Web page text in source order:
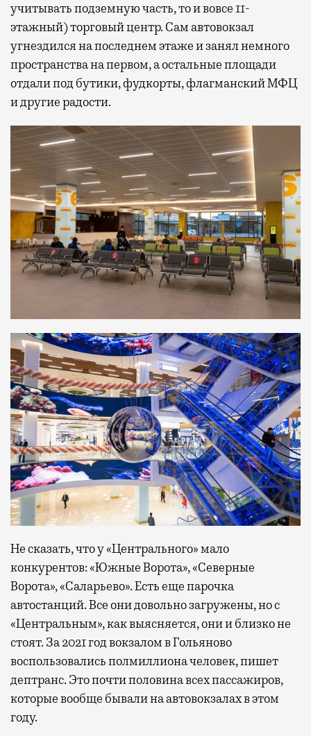
учитывать подземную часть, то и вовсе 11-
этажный) торговый центр. Сам автовокзал
угнездился на последнем этаже и занял немного
пространства на первом, а остальные площади
отдали под бутики, фудкорты, флагманский МФЦ
и другие радости.
Не сказать, что у «Центрального» мало
конкурентов: «Южные Ворота», «Северные
Ворота», «Саларьево». Есть еще парочка
автостанций. Все они довольно загружены, но с
«Центральным», как выясняется, они и близко не
стоят. За 2021 год вокзалом в Гольяново
воспользовались полмиллиона человек, пишет
дептранс. Это почти половина всех пассажиров,
которые вообще бывали на автовокзалах в этом
году.